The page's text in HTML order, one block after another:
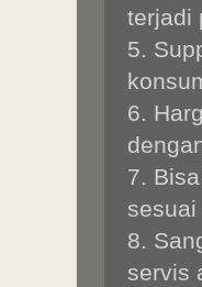
terjadi
5.
6.
7.
sesuai
8.
servis